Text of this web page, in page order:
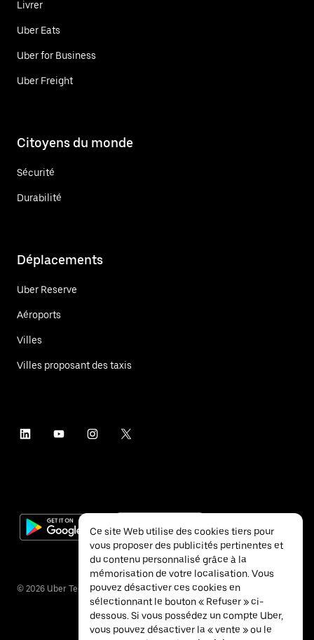
Livrer
Uber Eats
Uber for Business
Uber Freight
Citoyens du monde
Sécurité
Durabilité
Déplacements
Uber Reserve
Aéroports
Villes
Villes proposant des taxis
© 2026 Uber Technologies Inc.
Ce site Web utilise des cookies tiers pour
vous proposer des publicités pertinentes et
du contenu personnalisé grâce à la
mémorisation de votre localisation. Vous
pouvez désactiver ces cookies en
sélectionnant le bouton « Refuser » ci-
dessous. Si vous possédez un compte Uber,
vous pouvez désactiver la « vente » ou le